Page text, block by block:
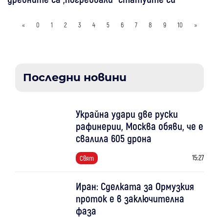
« 0 1 2 3 4 5 6 7 8 9 10 »
Последни новини
Украйна удари две руски
рафинерии, Москва обяви, че е
свалила 605 дрона
Свят 15:27
Иран: Сделката за Ормузкия
проток е в заключителна
фаза